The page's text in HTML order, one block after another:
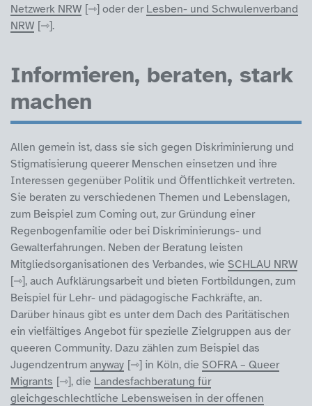
Netzwerk NRW
oder der Lesben- und Schwulenverband
NRW
.
Informieren, beraten, stark
machen
Allen gemein ist, dass sie sich gegen Diskriminierung und
Stigmatisierung queerer Menschen einsetzen und ihre
Interessen gegenüber Politik und Öffentlichkeit vertreten.
Sie beraten zu verschiedenen Themen und Lebenslagen,
zum Beispiel zum Coming out, zur Gründung einer
Regenbogenfamilie oder bei Diskriminierungs- und
Gewalterfahrungen. Neben der Beratung leisten
Mitgliedsorganisationen des Verbandes, wie SCHLAU NRW
, auch Aufklärungsarbeit und bieten Fortbildungen, zum
Beispiel für Lehr- und pädagogische Fachkräfte, an.
Darüber hinaus gibt es unter dem Dach des Paritätischen
ein vielfältiges Angebot für spezielle Zielgruppen aus der
queeren Community. Dazu zählen zum Beispiel das
Jugendzentrum anyway in Köln, die SOFRA – Queer
Migrants
, die Landesfachberatung für
gleichgeschlechtliche Lebensweisen in der offenen